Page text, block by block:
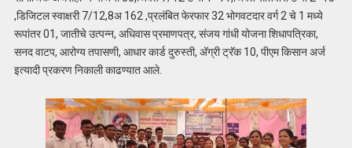
,डिजिटल स्वाक्षरी 7/12,8अ 162 ,प्रलंबित फेरफार 32 भोगवटदार वर्ग 2 चे 1 मध्ये
रूपांतर 01, जातीचे उत्पन्न, अधिवास प्रमाणपत्र, संजय गांधी योजना शिधापत्रिका,
सनद वाटप, आरोग्य तपासणी, आधार कार्ड दुरुस्ती, ॲग्री ट्रॅक 10, पीएम किसान अर्ज
इत्यादी प्रकरण निकाली काढण्यात आले.